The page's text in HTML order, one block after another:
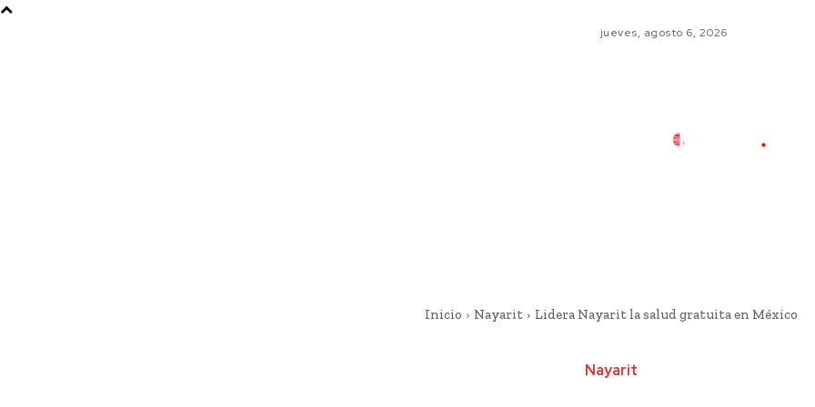
jueves, agosto 6, 2026
Inicio Nayarit Lidera Nayarit la salud gratuita en México
Nayarit